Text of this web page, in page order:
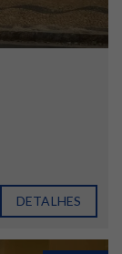
DETALHES